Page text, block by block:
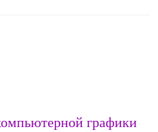
графики